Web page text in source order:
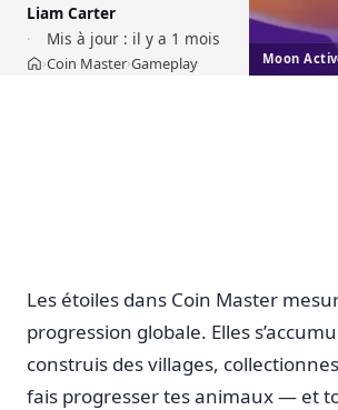
Liam Carter
Mis à jour : il y a 1 mois
Accueil
›Coin Master›Gameplay Moon
Les étoiles dans Coin Master
progression globale. Elles
construis des villages,
fais progresser tes animaux — et